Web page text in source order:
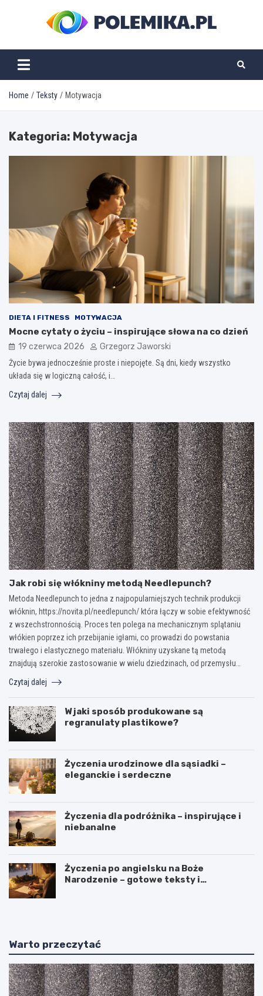
polemika.pl
Home Teksty Motywacja
Kategoria: Motywacja
DIETA I FITNESS MOTYWACJA
Mocne cytaty o życiu – inspirujące słowa na co dzień
19 czerwca 2026 Grzegorz Jaworski
Życie bywa jednocześnie proste i niepojęte. Są dni, kiedy wszystko
układa się w logiczną całość, i…
Czytaj dalej
Jak robi się włókniny metodą Needlepunch?
Metoda Needlepunch to jedna z najpopularniejszych technik produkcji
włóknin, https://novita.pl/needlepunch/ która łączy w sobie efektywność
z wszechstronnością. Proces ten polega na mechanicznym splątaniu
włókien poprzez ich przebijanie igłami, co prowadzi do powstania
trwałego i elastycznego materiału. Włókniny uzyskane tą metodą
znajdują szerokie zastosowanie w wielu dziedzinach, od przemysłu…
Czytaj dalej
W jaki sposób produkowane są
regranulaty plastikowe?
Życzenia urodzinowe dla sąsiadki –
eleganckie i serdeczne
Życzenia dla podróżnika – inspirujące i
niebanalne
Życzenia po angielsku na Boże
Narodzenie – gotowe teksty i
Warto przeczytać